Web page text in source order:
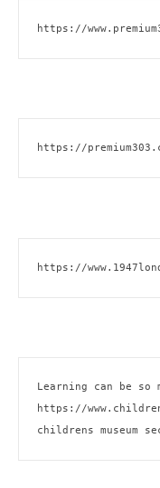
https://
https://
https://
https://
childrens museum